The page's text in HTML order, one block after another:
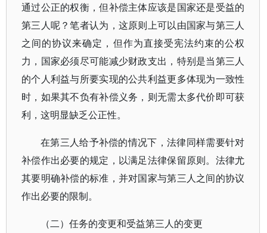
通过公正的权衡，但补偿主体应该是国家还是受益的
第三人呢？笔者认为，这原则上可以由国家与第三人
之间的协议来确定，但作为直接受宪法约束的公权
力，国家必须尽可能减少财政支出，特别是当第三人
的个人利益与所要实现的公共利益更多体现为一致性
时，如果其不负有补偿义务，则无需太多代价即可获
利，这明显缺乏公正性。
在第三人给予补偿的情况下，法律同样需要针对
补偿作出必要的规定，以满足法律保留原则。法律尤
其要明确补偿的标准，并对国家与第三人之间的协议
作出必要的限制。
（二）任务的变更和受益第三人的变更